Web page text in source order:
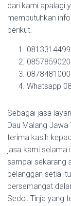
dari kami apalagi
membutuhkan
berikut.
Whatsapp
Sebagai jasa
Dau Malang
terima kasih
jasa kami selama
sampai sekarang
pelanggan setia
bersemangat
Sedot Tinja yang